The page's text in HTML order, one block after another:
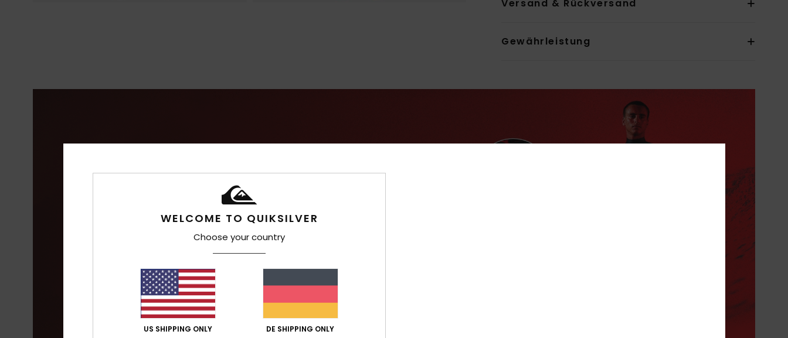
Versand & Rückversand
Gewährleistung
WELCOME TO QUIKSILVER
Choose your country
US SHIPPING ONLY DE SHIPPING ONLY